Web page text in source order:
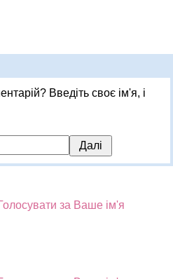
Введіть своє ім'я, і
за Ваше ім'я